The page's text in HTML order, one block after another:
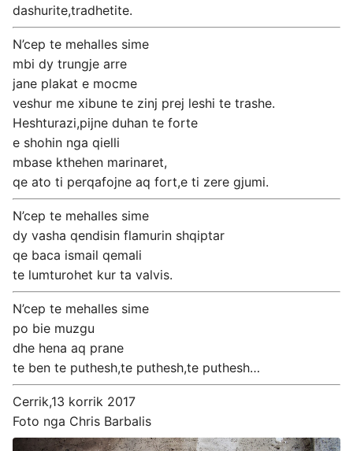
dashurite,tradhetite.
N’cep te mehalles sime
mbi dy trungje arre
jane plakat e mocme
veshur me xibune te zinj prej leshi te trashe.
Heshturazi,pijne duhan te forte
e shohin nga qielli
mbase kthehen marinaret,
qe ato ti perqafojne aq fort,e ti zere gjumi.
N’cep te mehalles sime
dy vasha qendisin flamurin shqiptar
qe baca ismail qemali
te lumturohet kur ta valvis.
N’cep te mehalles sime
po bie muzgu
dhe hena aq prane
te ben te puthesh,te puthesh,te puthesh…
Cerrik,13 korrik 2017
Foto nga Chris Barbalis